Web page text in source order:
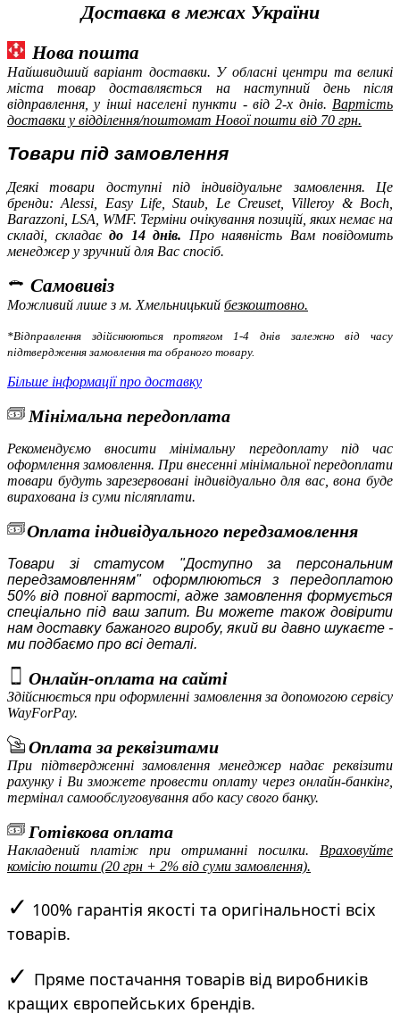
Доставка в межах України
Нова пошта
Найшвидший варіант доставки. У обласні центри та великі
міста товар доставляється на наступний день після
відправлення, у інші населені пункти - від 2-х днів. Вартість
доставки у відділення/поштомат Нової пошти від 70 грн.
Товари під замовлення
Деякі товари доступні під індивідуальне замовлення. Це
бренди: Alessi, Easy Life, Staub, Le Creuset, Villeroy & Boch,
Barazzoni, LSA, WMF. Терміни очікування позицій, яких немає на
складі, складає до 14 днів. Про наявність Вам повідомить
менеджер у зручний для Вас спосіб.
Самовивіз
Можливий лише з м. Хмельницький безкоштовно.
*Відправлення здійснюються протягом 1-4 днів залежно від часу
підтвердження замовлення та обраного товару.
Більше інформації про доставку
Мінімальна передоплата
Рекомендуємо вносити мінімальну передоплату під час
оформлення замовлення. При внесенні мінімальної передоплати
товари будуть зарезервовані індивідуально для вас, вона буде
вирахована із суми післяплати.
Оплата індивідуального передзамовлення
Товари зі статусом "Доступно за персональним
передзамовленням" оформлюються з передоплатою
50% від повної вартості, адже замовлення формується
спеціально під ваш запит. Ви можете також довірити
нам доставку бажаного виробу, який ви давно шукаєте -
ми подбаємо про всі деталі.
Онлайн-оплата на сайті
Здійснюється при оформленні замовлення за допомогою сервісу
WayForPay.
Оплата за реквізитами
При підтвердженні замовлення менеджер надає реквізити
рахунку і Ви зможете провести оплату через онлайн-банкінг,
термінал самообслуговування або касу свого банку.
Готівкова оплата
Накладений платіж при отриманні посилки. Враховуйте
комісію пошти (20 грн + 2% від суми замовлення).
✓ 100% гарантія якості та оригінальності всіх
товарів.
✓ Пряме постачання товарів від виробників
кращих європейських брендів.